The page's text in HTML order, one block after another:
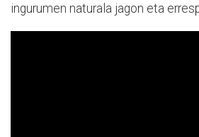
ingurumen naturala jagon eta